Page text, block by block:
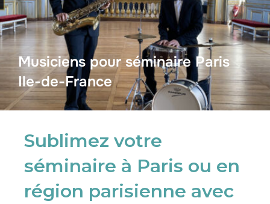
Musiciens pour séminaire Paris
Ile-de-France
Sublimez votre
séminaire à Paris ou en
région parisienne avec